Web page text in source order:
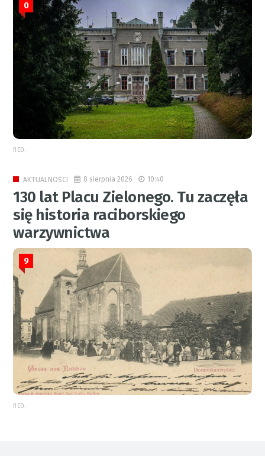
0
RED.
AKTUALNOŚCI 8 sierpnia 2026 10:40
130 lat Placu Zielonego. Tu zaczęła
się historia raciborskiego
warzywnictwa
9
RED.